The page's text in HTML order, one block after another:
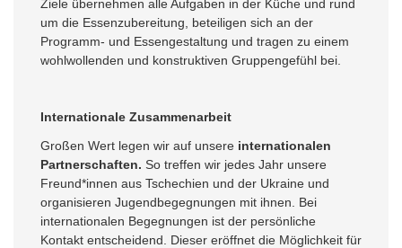
Ziele übernehmen alle Aufgaben in der Küche und rund
um die Essenzubereitung, beteiligen sich an der
Programm- und Essengestaltung und tragen zu einem
wohlwollenden und konstruktiven Gruppengefühl bei.
Internationale Zusammenarbeit
Großen Wert legen wir auf unsere internationalen
Partnerschaften. So treffen wir jedes Jahr unsere
Freund*innen aus Tschechien und der Ukraine und
organisieren Jugendbegegnungen mit ihnen. Bei
internationalen Begegnungen ist der persönliche
Kontakt entscheidend. Dieser eröffnet die Möglichkeit für